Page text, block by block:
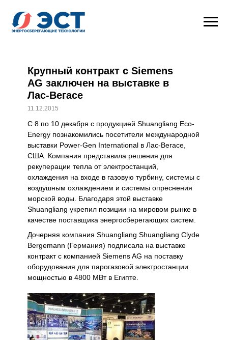
С 8 по 10 декабря с продукцией Shuangliang Eco-
Energy познакомились посетители международной
выставки Power-Gen International в Лас-Вегасе,
США. Компания представила решения для
рекуперации тепла от электростанций,
охлаждения на входе в газовую турбину, системы с
воздушным охлаждением и системы опреснения
морской воды. Благодаря этой выставке
Shuangliang укрепил позиции на мировом рынке в
качестве поставщика энергосберегающих систем.
Дочерняя компания Shuangliang Shuangliang Clyde
Bergemann (Германия) подписала на выставке
контракт с компанией Siemens AG на поставку
оборудования для парогазовой электростанции
мощностью в 4800 МВт в Египте.
Крупный контракт с Siemens
AG заключен на выставке в
Лас-Вегасе
11.12.2015